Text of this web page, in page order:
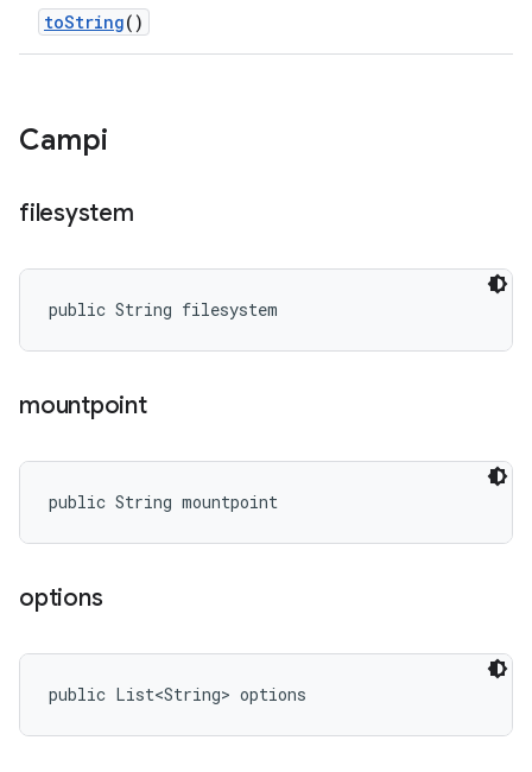
toString()
Campi
filesystem
public String filesystem
mountpoint
public String mountpoint
options
public List<String> options